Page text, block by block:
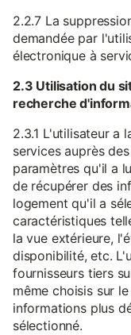
2.2.7 La
demandée par
électronique à
2.3 Utilisation du
recherche
2.3.1 L'utilisateur a
services auprès
paramètres qu'il a
de récupérer des
logement qu'il a
caractéristiques
la vue extérieure,
disponibilité, etc.
fournisseurs tiers
même choisis sur
informations plus
sélectionné.